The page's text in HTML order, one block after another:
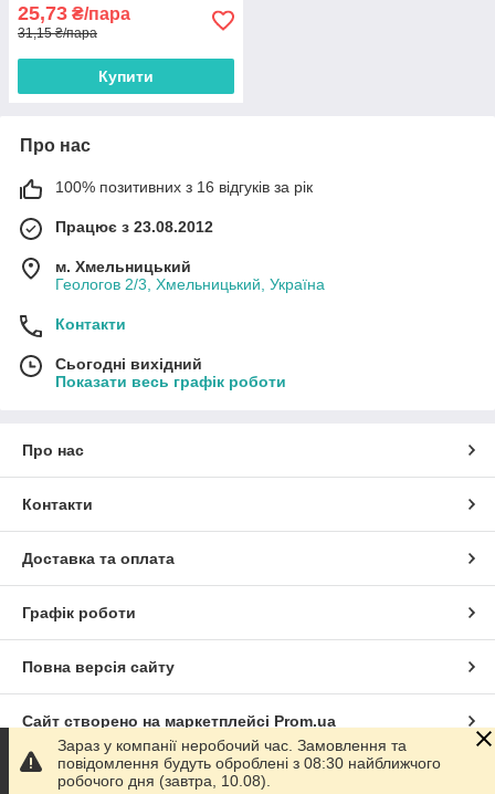
25,73 ₴/пара
31,15 ₴/пара
Купити
Про нас
100% позитивних з 16 відгуків за рік
Працює з 23.08.2012
м. Хмельницький
Геологов 2/3, Хмельницький, Україна
Контакти
Сьогодні вихідний
Показати весь графік роботи
Про нас
Контакти
Доставка та оплата
Графік роботи
Повна версія сайту
Сайт створено на маркетплейсі Prom.ua
Політика конфіденційності
Зараз у компанії неробочий час. Замовлення та
повідомлення будуть оброблені з 08:30 найближчого
робочого дня (завтра, 10.08).